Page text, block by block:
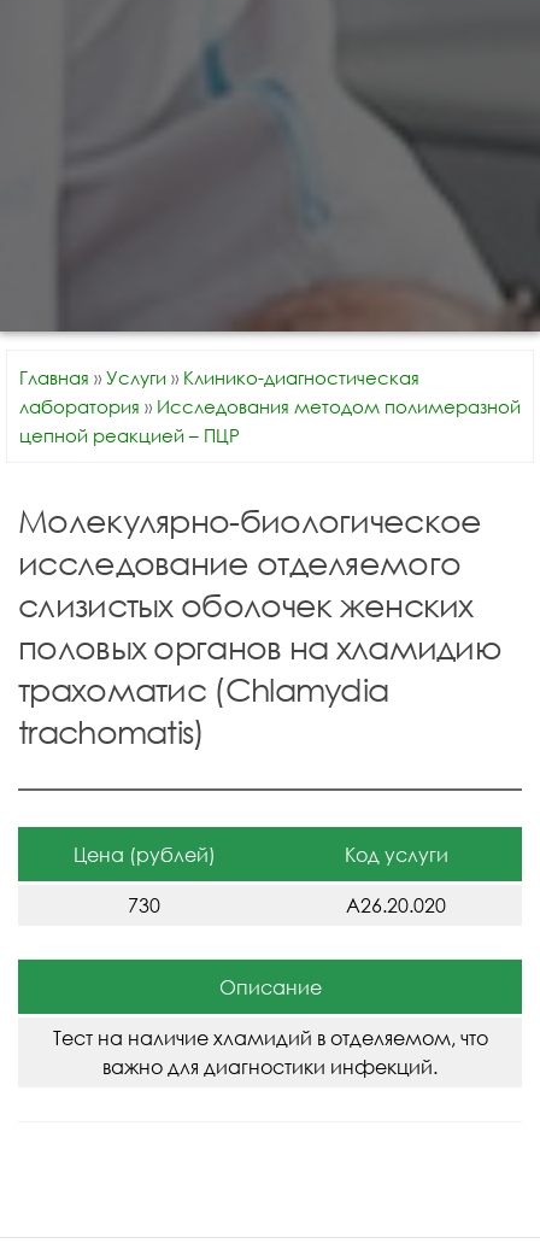
Главная » Услуги » Клинико-диагностическая
лаборатория » Исследования методом полимеразной
цепной реакцией – ПЦР
Молекулярно-биологическое
исследование отделяемого
слизистых оболочек женских
половых органов на хламидию
трахоматис (Chlamydia
trachomatis)
Цена (рублей) Код услуги
730 A26.20.020
Описание
Тест на наличие хламидий в отделяемом, что
важно для диагностики инфекций.